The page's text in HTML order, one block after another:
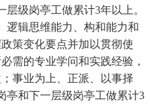
级岗亭工做累计3年以上。
逻辑思维能力、构和能力和
策变化要点并加以贯彻使
需的专业学问和实践经验，
事业为上、正派、以事择
亭和下一层级岗亭工做累计3